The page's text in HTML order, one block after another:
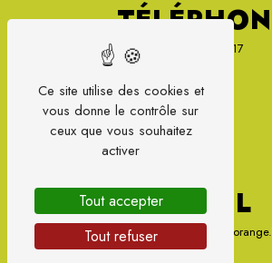
07 87 66 87 17
E-MAIL
Ce site utilise des cookies et
vous donne le contrôle sur
ceux que vous souhaitez
activer
Tout accepter
Tout refuser